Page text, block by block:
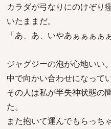
カラダが弓なりにのけぞり
いたままだ。
「あ、あ、いやあぁぁぁぁ
ジャグジーの泡が心地いい
中で向かい合わせになってい
その人は私が半失神状態の
た。
また抱いて運んでもらっち